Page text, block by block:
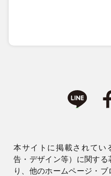
本サイトに掲載されてい
告・デザイン等）に関す
り、他のホームページ・